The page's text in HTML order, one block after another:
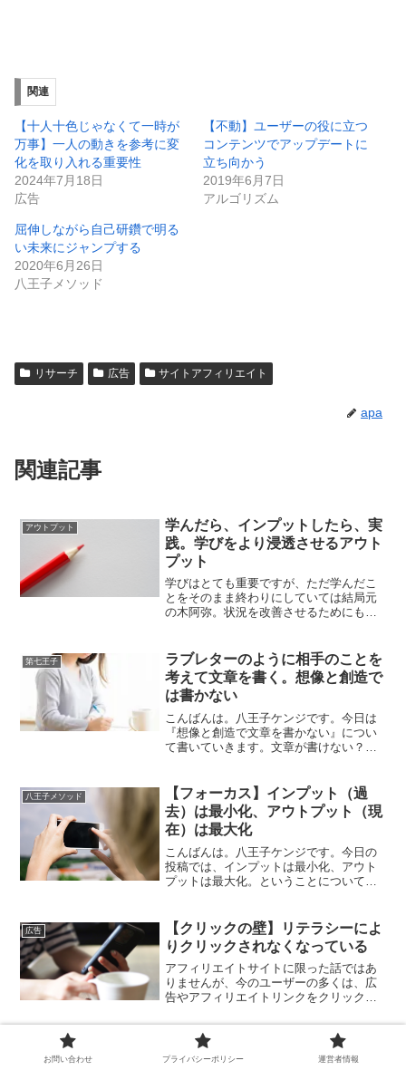
関連
【十人十色じゃなくて一時が
万事】一人の動きを参考に変
化を取り入れる重要性
2024年7月18日
広告
【不動】ユーザーの役に立つ
コンテンツでアップデートに
立ち向かう
2019年6月7日
アルゴリズム
屈伸しながら自己研鑽で明る
い未来にジャンプする
2020年6月26日
八王子メソッド
リサーチ 広告 サイトアフィリエイト
apa
関連記事
アウトプット
学んだら、インプットしたら、実
践。学びをより浸透させるアウト
プット
学びはとても重要ですが、ただ学んだこ
とをそのまま終わりにしていては結局元
の木阿弥。状況を改善させるためにもで
ことが大切です。
第七王子
ラブレターのように相手のことを
考えて文章を書く。想像と創造で
は書かない
こんばんは。八王子ケンジです。今日は
『想像と創造で文章を書かない』につい
て書いていきます。文章が書けない？確
んですけどね。それこそ、Amazonのレビ
ューみたいに、悪い...
八王子メソッド
【フォーカス】インプット（過
去）は最小化、アウトプット（現
在）は最大化
こんばんは。八王子ケンジです。今日の
投稿では、インプットは最小化、アウト
プットは最大化。ということについて書
をかけて取り組んでいますか？アフィリ
エイトをやっていく上では...
広告
【クリックの壁】リテラシーによ
りクリックされなくなっている
アフィリエイトサイトに限った話ではあ
りませんが、今のユーザーの多くは、広
告やアフィリエイトリンクをクリックし
を承知しているから。だからこそ、より
スクロールに対する意識を高めることが
大切です。
【セオリー破り】型にはまらずユ
ーザーに伝えるためのサイトづく
お問い合わせ プライバシーポリシー 運営者情報